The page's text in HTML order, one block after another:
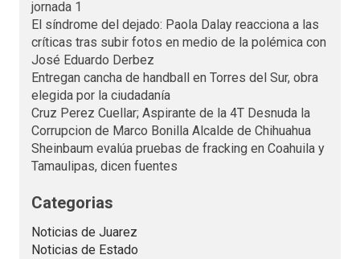
jornada 1
El síndrome del dejado: Paola Dalay reacciona a las
críticas tras subir fotos en medio de la polémica con
José Eduardo Derbez
Entregan cancha de handball en Torres del Sur, obra
elegida por la ciudadanía
Cruz Perez Cuellar; Aspirante de la 4T Desnuda la
Corrupcion de Marco Bonilla Alcalde de Chihuahua
Sheinbaum evalúa pruebas de fracking en Coahuila y
Tamaulipas, dicen fuentes
Categorias
Noticias de Juarez
Noticias de Estado